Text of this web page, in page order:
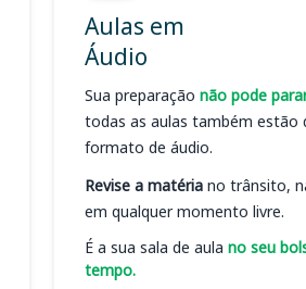
Aulas em
Áudio
Sua preparação não pode
todas as aulas também estão
formato de áudio.
Revise a matéria no trânsito,
em qualquer momento livre.
É a sua sala de aula no seu
tempo.